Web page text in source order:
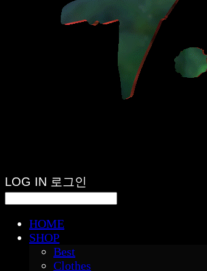
LOG IN 로그인
HOME
SHOP
Best
Clothes